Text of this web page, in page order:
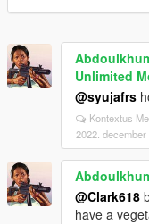
Unlimited
@syujafrs
Kontextus
2022. december
@Clark618
have a